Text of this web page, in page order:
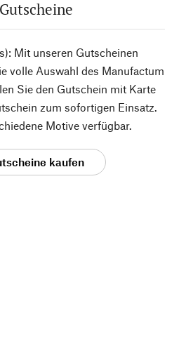
Gutscheine
Mit unseren Gutscheinen
volle Auswahl des Manufactum
Sie den Gutschein mit Karte
zum sofortigen Einsatz.
Motive verfügbar.
kaufen